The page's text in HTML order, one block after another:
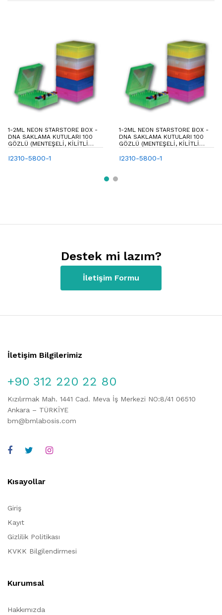
1-2ML NEON STARSTORE BOX -
DNA SAKLAMA KUTULARI 100
GÖZLÜ (MENTEŞELI, KILITLI
I2310-5800-1
1-2ML NEON STARSTORE BOX -
DNA SAKLAMA KUTULARI 100
GÖZLÜ (MENTEŞELI, KILITLI
I2310-5800-1
Destek mi lazım?
İletişim Formu
İletişim Bilgilerimiz
+90 312 220 22 80
Kızılırmak Mah. 1441 Cad. Meva İş Merkezi NO:8/41 06510
Ankara – TÜRKİYE
bm@bmlabosis.com
Kısayollar
Giriş
Kayıt
Gizlilik Politikası
KVKK Bilgilendirmesi
Kurumsal
Hakkımızda